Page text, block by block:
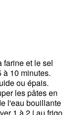
farine et le sel
10 minutes.
ou épais.
les pâtes en
l'eau bouillante